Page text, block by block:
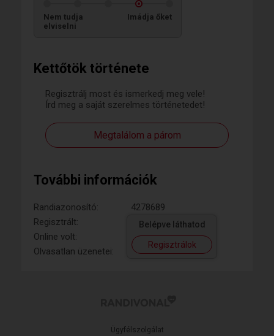
Kettőtök története
Regisztrálj most és ismerkedj meg vele!
Írd meg a saját szerelmes történetedet!
Megtalálom a párom
További információk
Randiazonosító:
4278689
Regisztrált:
Online volt:
Olvasatlan üzenetei:
Belépve láthatod
Regisztrálok
Nem tudja
elviselni
Imádja őket
Ügyfélszolgálat